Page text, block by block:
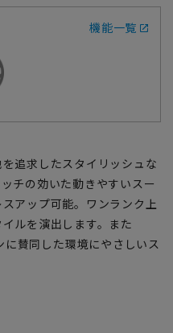
機能一覧
追求したスタイリッシュな
チの効いた動きやすいスー
アップ可能。ワンランク上
ルを演出します。また
賛同した環境にやさしいス